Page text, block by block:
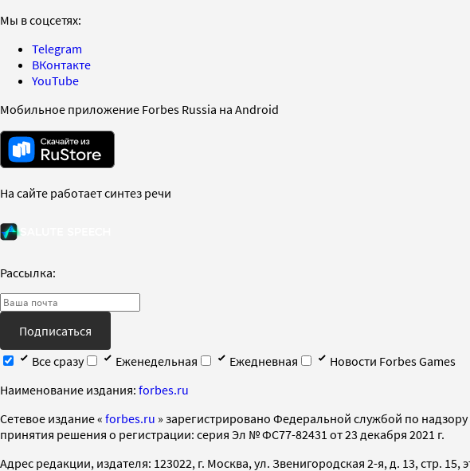
Мы в соцсетях:
Telegram
ВКонтакте
YouTube
Мобильное приложение Forbes Russia на Android
На сайте работает синтез речи
Рассылка:
Подписаться
Все сразу
Еженедельная Ежедневная
Новости Forbes Games
Наименование издания: forbes.ru
Cетевое издание « forbes.ru » зарегистрировано Федеральной службой по
принятия решения о регистрации: серия Эл № ФС77-82431 от 23 декабря 2021 г.
Адрес редакции, издателя: 123022, г. Москва, ул. Звенигородская 2-я, д. 13, стр. 15,